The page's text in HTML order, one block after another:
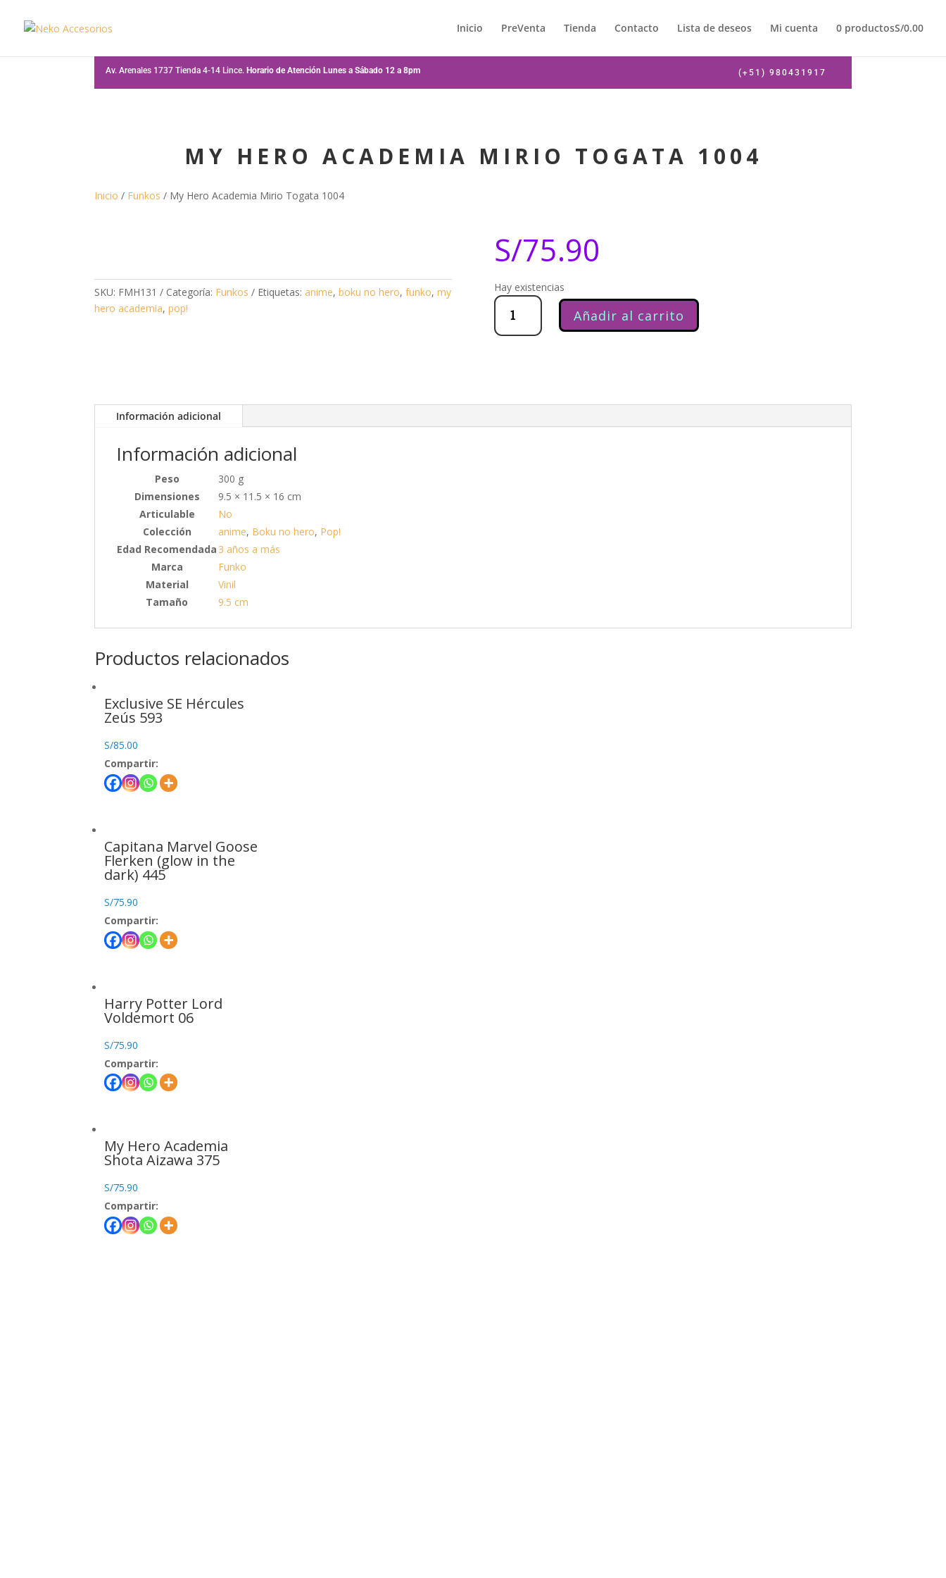
Inicio PreVenta Tienda Contacto Lista de deseos Mi cuenta 0 productosS/0.00
Av. Arenales 1737 Tienda 4-14 Lince. Horario de Atención Lunes a Sábado 12 a 8pm (+51) 980431917
MY HERO ACADEMIA MIRIO TOGATA 1004
Inicio / Funkos / My Hero Academia Mirio Togata 1004
SKU: FMH131 Categoría: Funkos Etiquetas: anime,boku no hero,funko,my
hero academia,pop!
S/75.90
Hay existencias
My
Hero
Academia
Mirio
1004
cantidad Añadir al carrito
Información adicional
Información adicional
Peso
300 g
Dimensiones
9.5 × 11.5 × 16 cm
Articulable
No
Colección
anime, Boku no hero, Pop!
Edad Recomendada 3 años a más
Marca
Funko
Material
Vinil
Tamaño
9.5 cm
Productos relacionados
Exclusive SE Hércules
Zeús 593
S/85.00
Compartir:
Capitana Marvel Goose
Flerken (glow in the
dark) 445
S/75.90
Compartir:
Harry Potter Lord
Voldemort 06
S/75.90
Compartir:
My Hero Academia
Shota Aizawa 375
S/75.90
Compartir: